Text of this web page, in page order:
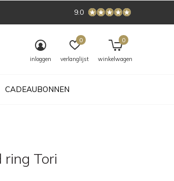
CADEAUBONNEN
inloggen verlanglijst
0
winkelwagen
0
9.0
ring Tori